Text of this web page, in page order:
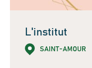
L'institut
SAINT-AMOUR